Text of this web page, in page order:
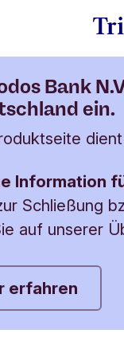
Menüpunkte
Bank
ein.
Information
Schließung
auf unserer
erfahren